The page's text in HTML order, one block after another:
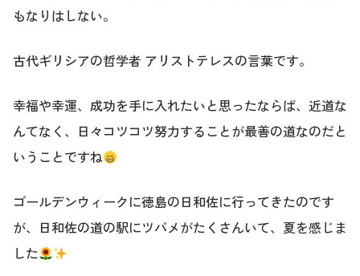
もなりはしない。
古代ギリシアの哲学者 アリストテレスの言葉です。
幸福や幸運、成功を手に入れたいと思ったならば、近道な
んてなく、日々コツコツ努力することが最善の道なのだと
いうことですね
ゴールデンウィークに徳島の日和佐に行ってきたのです
が、日和佐の道の駅にツバメがたくさんいて、夏を感じま
した